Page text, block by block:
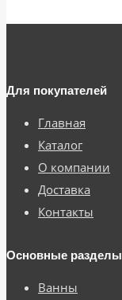
Для покупателей
Главная
Каталог
О компании
Доставка
Контакты
Основные разделы
Ванны